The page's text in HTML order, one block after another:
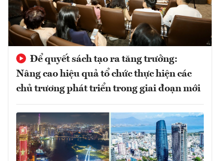
Để quyết sách tạo ra tăng trưởng:
Nâng cao hiệu quả tổ chức thực hiện các
chủ trương phát triển trong giai đoạn mới